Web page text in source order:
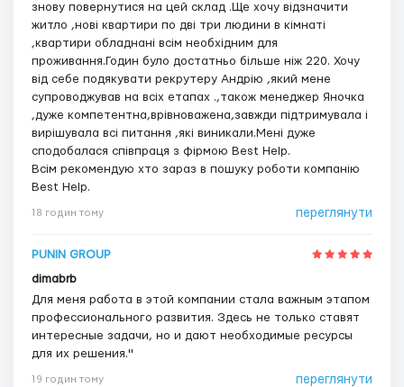
знову повернутися на цей склад .Ще хочу відзначити
житло ,нові квартири по дві три людини в кімнаті
,квартири обладнані всім необхідним для
проживання.Годин було достатньо більше ніж 220. Хочу
від себе подякувати рекрутеру Андрію ,який мене
супроводжував на всіх етапах .,також менеджер Яночка
,дуже компетентна,врівноважена,завжди підтримувала і
вирішувала всі питання ,які виникали.Мені дуже
сподобалася співпраця з фірмою Best Help.
Всім рекомендую хто зараз в пошуку роботи компанію
Best Help.
18 годин тому переглянути
PUNIN GROUP
dimabrb
Для меня работа в этой компании стала важным этапом
профессионального развития. Здесь не только ставят
интересные задачи, но и дают необходимые ресурсы
для их решения."
19 годин тому переглянути